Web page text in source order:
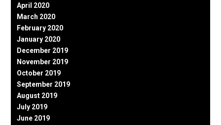
April 2020
March 2020
February 2020
January 2020
December 2019
November 2019
October 2019
September 2019
August 2019
July 2019
June 2019